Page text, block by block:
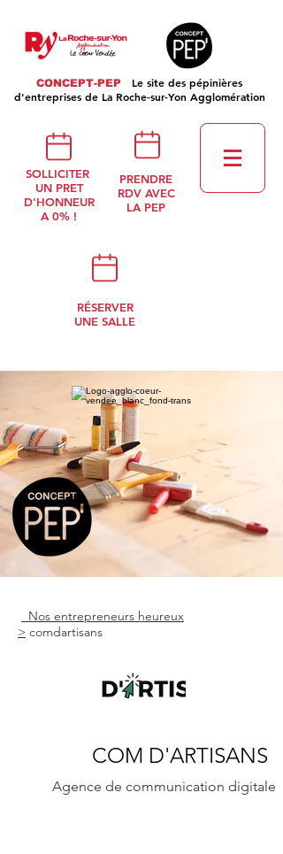
CONCEPT-PEP
Le site des pépinières
d'entreprises de La Roche-sur-Yon Agglomération
SOLLICITER
UN PRET
D'HONNEUR
A 0% !
PRENDRE
RDV AVEC
LA PEP
RÉSERVER
UNE SALLE
COM D'ARTISANS
Agence de communication digitale
Nos entrepreneurs heureux
> comdartisans